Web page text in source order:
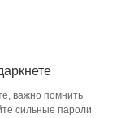
важно помнить
сильные пароли